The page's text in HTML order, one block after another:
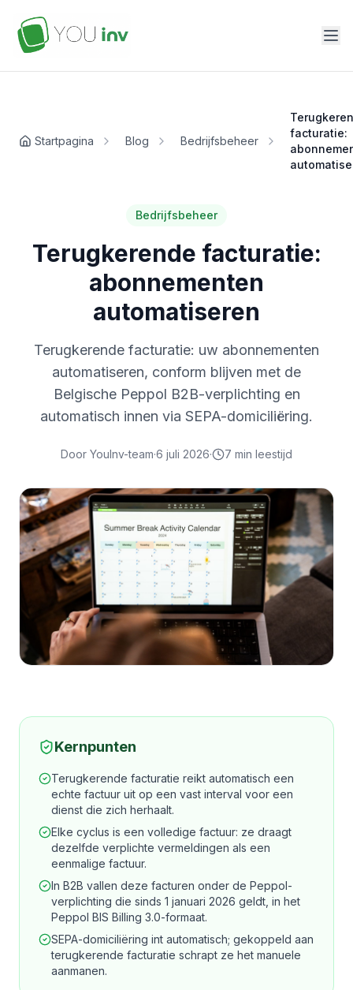
Startpagina Blog Bedrijfsbeheer
facturatie:
Bedrijfsbeheer
Terugkerende facturatie:
abonnementen
automatiseren
Terugkerende facturatie: uw abonnementen
automatiseren, conform blijven met de
Belgische Peppol B2B-verplichting en
automatisch innen via SEPA-domiciliëring.
Door YouInv-team·6 juli 2026· 7 min leestijd
Kernpunten
Terugkerende facturatie reikt automatisch een
echte factuur uit op een vast interval voor een
dienst die zich herhaalt.
Elke cyclus is een volledige factuur: ze draagt
dezelfde verplichte vermeldingen als een
eenmalige factuur.
In B2B vallen deze facturen onder de Peppol-
verplichting die sinds 1 januari 2026 geldt, in het
Peppol BIS Billing 3.0-formaat.
SEPA-domiciliëring int automatisch; gekoppeld aan
terugkerende facturatie schrapt ze het manuele
aanmanen.